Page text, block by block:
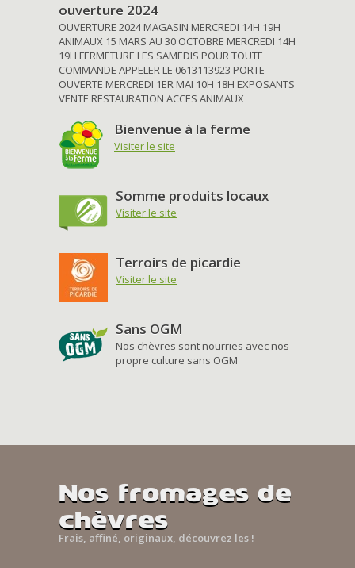
ouverture 2024
OUVERTURE 2024 MAGASIN MERCREDI 14H 19H
ANIMAUX 15 MARS AU 30 OCTOBRE MERCREDI 14H
19H FERMETURE LES SAMEDIS POUR TOUTE
COMMANDE APPELER LE 0613113923 PORTE
OUVERTE MERCREDI 1ER MAI 10H 18H EXPOSANTS
VENTE RESTAURATION ACCES ANIMAUX
Bienvenue à la ferme
Visiter le site
Somme produits locaux
Visiter le site
Terroirs de picardie
Visiter le site
Sans OGM
Nos chèvres sont nourries avec nos
propre culture sans OGM
Nos fromages de
chèvres
Frais, affiné, originaux, découvrez les !